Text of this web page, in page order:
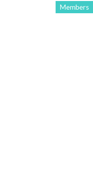
Members